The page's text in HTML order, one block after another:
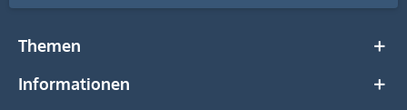
Themen
Informationen